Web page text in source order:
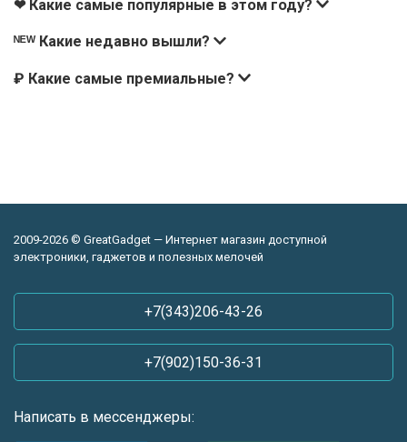
❤ Какие самые популярные в этом году?
ᴺᴱᵂ Какие недавно вышли?
₽ Какие самые премиальные?
2009-2026 © GreatGadget — Интернет магазин доступной
электроники, гаджетов и полезных мелочей
+7(343)206-43-26
+7(902)150-36-31
Написать в мессенджеры: